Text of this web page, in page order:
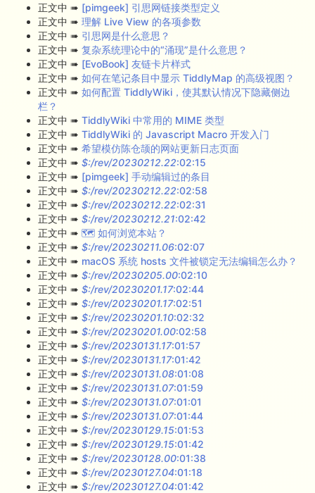
正文中 ➠ [pimgeek] 引思网链接类型定义
正文中 ➠ 理解 Live View 的各项参数
正文中 ➠ 引思网是什么意思？
正文中 ➠ 复杂系统理论中的“涌现”是什么意思？
正文中 ➠ [EvoBook] 友链卡片样式
正文中 ➠ 如何在笔记条目中显示 TiddlyMap 的高级视图？
正文中 ➠ 如何配置 TiddlyWiki，使其默认情况下隐藏侧边
栏？
正文中 ➠ TiddlyWiki 中常用的 MIME 类型
正文中 ➠ TiddlyWiki 的 Javascript Macro 开发入门
正文中 ➠ 希望模仿陈仓颉的网站更新日志页面
正文中 ➠ $:/rev/20230212.22:02:15
正文中 ➠ [pimgeek] 手动编辑过的条目
正文中 ➠ $:/rev/20230212.22:02:58
正文中 ➠ $:/rev/20230212.22:02:31
正文中 ➠ $:/rev/20230212.21:02:42
正文中 ➠ 🗺 如何浏览本站？
正文中 ➠ $:/rev/20230211.06:02:07
正文中 ➠ macOS 系统 hosts 文件被锁定无法编辑怎么办？
正文中 ➠ $:/rev/20230205.00:02:10
正文中 ➠ $:/rev/20230201.17:02:44
正文中 ➠ $:/rev/20230201.17:02:51
正文中 ➠ $:/rev/20230201.10:02:32
正文中 ➠ $:/rev/20230201.00:02:58
正文中 ➠ $:/rev/20230131.17:01:57
正文中 ➠ $:/rev/20230131.17:01:42
正文中 ➠ $:/rev/20230131.08:01:08
正文中 ➠ $:/rev/20230131.07:01:59
正文中 ➠ $:/rev/20230131.07:01:01
正文中 ➠ $:/rev/20230131.07:01:44
正文中 ➠ $:/rev/20230129.15:01:53
正文中 ➠ $:/rev/20230129.15:01:42
正文中 ➠ $:/rev/20230128.00:01:38
正文中 ➠ $:/rev/20230127.04:01:18
正文中 ➠ $:/rev/20230127.04:01:42